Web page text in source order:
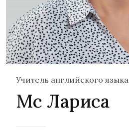
Учитель английского языка
Мс Лариса